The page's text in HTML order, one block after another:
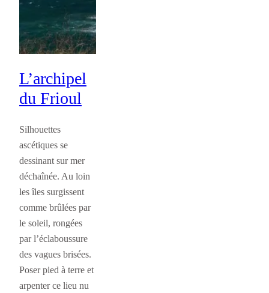
L’archipel
du Frioul
Silhouettes
ascétiques se
dessinant sur mer
déchaînée. Au loin
les îles surgissent
comme brûlées par
le soleil, rongées
par l’éclaboussure
des vagues brisées.
Poser pied à terre et
arpenter ce lieu nu